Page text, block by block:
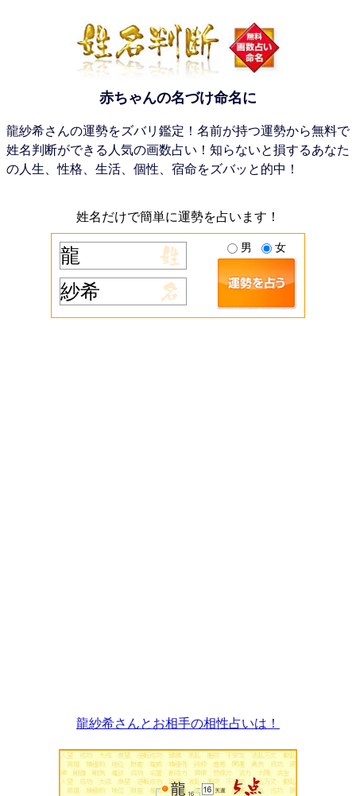
赤ちゃんの名づけ命名に
龍紗希さんの運勢をズバリ鑑定！名前が持つ運勢から無料で
姓名判断ができる人気の画数占い！知らないと損するあなた
の人生、性格、生活、個性、宿命をズバッと的中！
姓名だけで簡単に運勢を占います！
男 女
龍紗希さんとお相手の相性占いは！